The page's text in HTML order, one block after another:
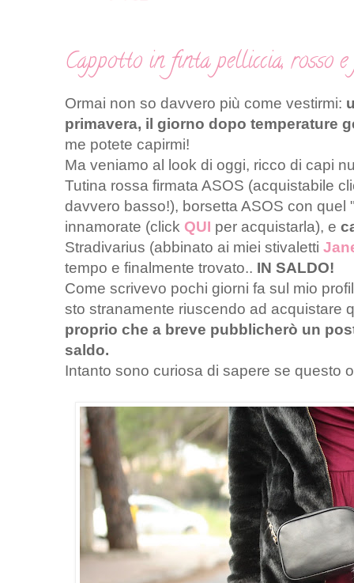
Cappotto in finta pelliccia, rosso
Ormai non so davvero più come vestirmi:
primavera, il giorno dopo temperature
me potete capirmi!
Ma veniamo al look di oggi, ricco di capi
Tutina rossa firmata ASOS (acquistabile
davvero basso!), borsetta ASOS con quel
innamorate (click QUI per acquistarla), e
Stradivarius (abbinato ai miei stivaletti
tempo e finalmente trovato.. IN SALDO!
Come scrivevo pochi giorni fa sul mio
sto stranamente riuscendo ad acquistare
proprio che a breve pubblicherò un
saldo.
Intanto sono curiosa di sapere se questo